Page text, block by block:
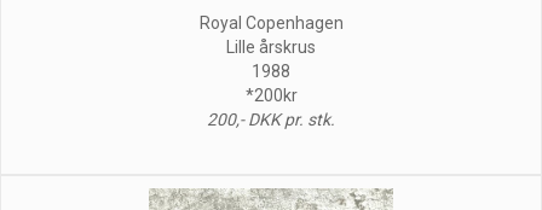
Royal Copenhagen
Lille årskrus
1988
*200kr
200,- DKK pr. stk.